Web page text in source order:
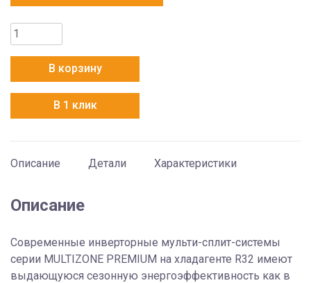
Количество
товара
RAM-
90NP5E
В корзину
В 1 клик
Описание Детали Характеристики
Описание
Современные инверторные мульти-сплит-системы
серии MULTIZONE PREMIUM на хладагенте R32 имеют
выдающуюся сезонную энергоэффективность как в